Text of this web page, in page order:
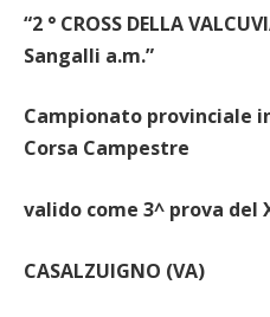
“2 ° CROSS DELLA
Sangalli a.m.”
Campionato provinciale
Corsa Campestre
valido come 3^ prova del
CASALZUIGNO (VA)